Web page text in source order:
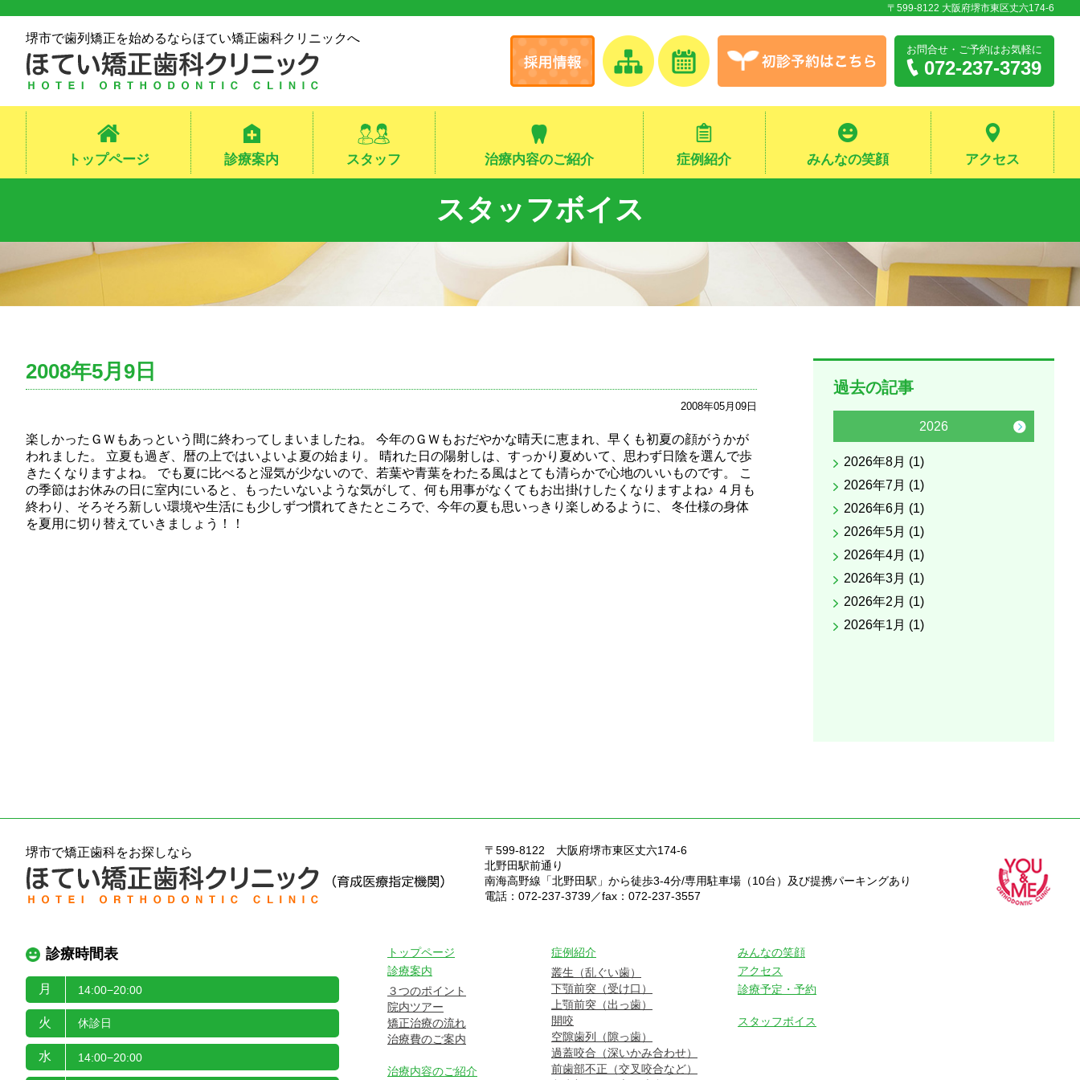
〒599-8122 大阪府堺市東区丈六174-6
堺市で歯列矯正を始めるならほてい矯正歯科クリニックへ
お問合せ・ご予約はお気軽に
072-237-3739
トップページ 診療案内 スタッフ 治療内容のご紹介 症例紹介 みんなの笑顔 アクセス
スタッフボイス
2008年5月9日
2008年05月09日
楽しかったＧＷもあっという間に終わってしまいましたね。 今年のＧＷもおだやかな晴天に恵まれ、早くも初夏の顔がうかが
われました。 立夏も過ぎ、暦の上ではいよいよ夏の始まり。 晴れた日の陽射しは、すっかり夏めいて、思わず日陰を選んで歩
きたくなりますよね。 でも夏に比べると湿気が少ないので、若葉や青葉をわたる風はとても清らかで心地のいいものです。 こ
の季節はお休みの日に室内にいると、もったいないような気がして、何も用事がなくてもお出掛けしたくなりますよね♪ ４月も
終わり、そろそろ新しい環境や生活にも少しずつ慣れてきたところで、今年の夏も思いっきり楽しめるように、 冬仕様の身体
を夏用に切り替えていきましょう！！
過去の記事
2026
2026年8月 (1)
2026年7月 (1)
2026年6月 (1)
2026年5月 (1)
2026年4月 (1)
2026年3月 (1)
2026年2月 (1)
2026年1月 (1)
堺市で矯正歯科をお探しなら 〒599-8122 大阪府堺市東区丈六174-6
北野田駅前通り
南海高野線「北野田駅」から徒歩3-4分/専用駐車場（10台）及び提携パーキングあり
電話：072-237-3739／fax：072-237-3557
診療時間表
月 14:00−20:00
火 休診日
水 14:00−20:00
トップページ
診療案内
３つのポイント
院内ツアー
矯正治療の流れ
治療費のご案内
治療内容のご紹介
症例紹介
叢生（乱ぐい歯）
下顎前突（受け口）
上顎前突（出っ歯）
開咬
空隙歯列（隙っ歯）
過蓋咬合（深いかみ合わせ）
前歯部不正（交叉咬合など）
みんなの笑顔
アクセス
診療予定・予約
スタッフボイス